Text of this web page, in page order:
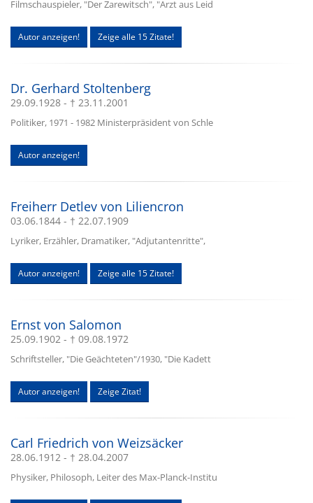
Filmschauspieler, "Der Zarewitsch", "Arzt aus Leid
Autor anzeigen! Zeige alle 15 Zitate!
Dr. Gerhard Stoltenberg
29.09.1928 - † 23.11.2001
Politiker, 1971 - 1982 Ministerpräsident von Schle
Autor anzeigen!
Freiherr Detlev von Liliencron
03.06.1844 - † 22.07.1909
Lyriker, Erzähler, Dramatiker, "Adjutantenritte",
Autor anzeigen! Zeige alle 15 Zitate!
Ernst von Salomon
25.09.1902 - † 09.08.1972
Schriftsteller, "Die Geächteten"/1930, "Die Kadett
Autor anzeigen! Zeige Zitat!
Carl Friedrich von Weizsäcker
28.06.1912 - † 28.04.2007
Physiker, Philosoph, Leiter des Max-Planck-Institu